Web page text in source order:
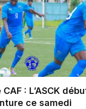
: L’ASCK
ce samedi